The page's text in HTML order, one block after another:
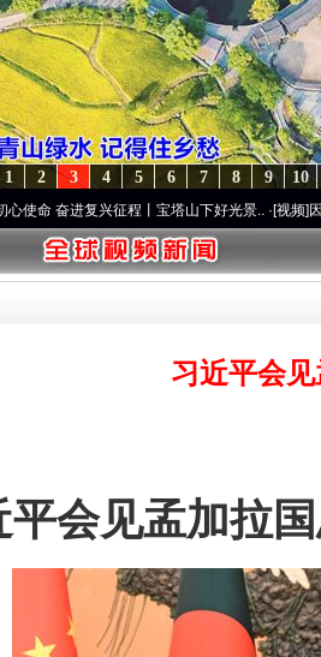
10
9
8
7
6
5
4
3
2
1
兴征程丨宝塔山下好光景..·[视频]因党而生 为
习近平会
见孟加拉国